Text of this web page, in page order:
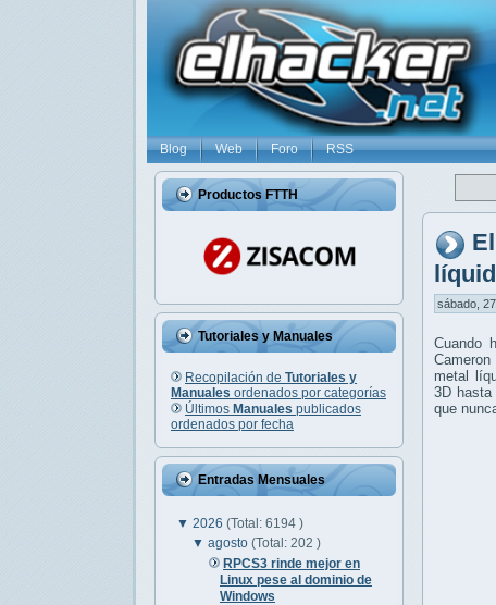
Blog Web Foro RSS
Productos FTTH
Tutoriales y Manuales
Recopilación de Tutoriales y
Manuales ordenados por categorías
Últimos Manuales publicados
ordenados por fecha
Entradas Mensuales
▼ 2026 (Total: 6194 )
▼agosto(Total: 202 )
RPCS3 rinde mejor en
Linux pese al dominio de
Windows
sábado,
Cuando
metal
3D
que